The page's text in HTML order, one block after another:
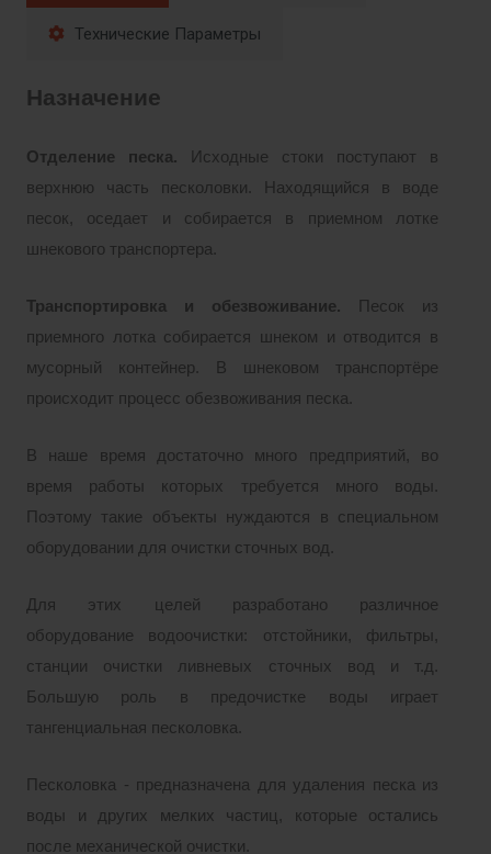
Технические Параметры
Назначение
Отделение песка. Исходные стоки поступают в
верхнюю часть песколовки. Находящийся в воде
песок, оседает и собирается в приемном лотке
шнекового транспортера.
Транспортировка и обезвоживание. Песок из
приемного лотка собирается шнеком и отводится в
мусорный контейнер. В шнековом транспортёре
происходит процесс обезвоживания песка.
В наше время достаточно много предприятий, во
время работы которых требуется много воды.
Поэтому такие объекты нуждаются в специальном
оборудовании для очистки сточных вод.
Для этих целей разработано различное
оборудование водоочистки: отстойники, фильтры,
станции очистки ливневых сточных вод и т.д.
Большую роль в предочистке воды играет
тангенциальная песколовка.
Песколовка - предназначена для удаления песка из
воды и других мелких частиц, которые остались
после механической очистки.